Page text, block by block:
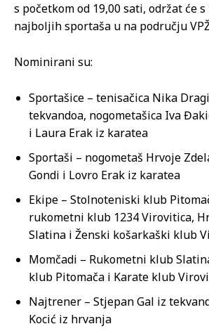
s početkom od 19,00 sati, održat će
najboljih sportaša u na području
Nominirani su:
Sportašice – tenisačica Nika
tekvandoa, nogometašica Iva
i Laura Erak iz karatea
Sportaši – nogometaš Hrvoje
Gondi i Lovro Erak iz karatea
Ekipe – Stolnoteniski klub
rukometni klub 1234 Virovitica,
Slatina i Ženski košarkaški klub
Momčadi – Rukometni klub
klub Pitomača i Karate klub
Najtrener – Stjepan Gal iz
Kocić iz hrvanja